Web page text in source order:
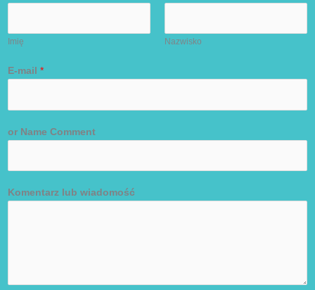
Imię Nazwisko
E-mail *
or Name Comment
Komentarz lub wiadomość